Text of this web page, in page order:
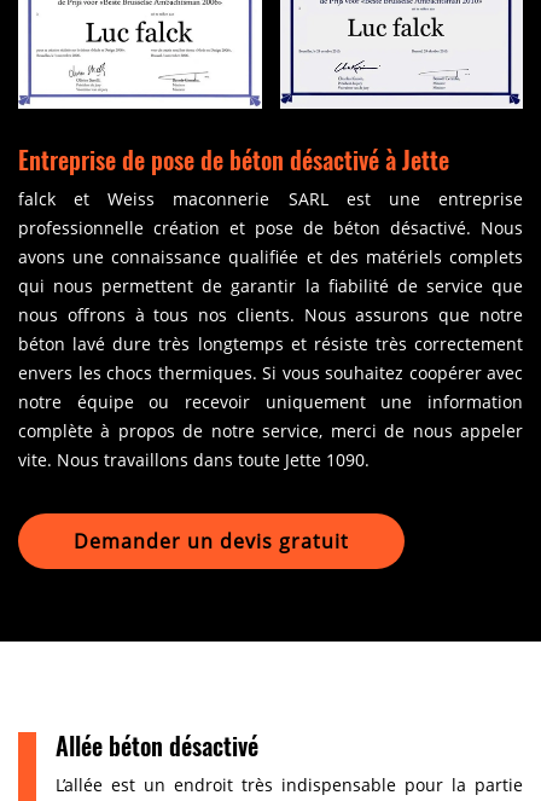
Entreprise de pose de béton désactivé à Jette
falck et Weiss maconnerie SARL est une entreprise
professionnelle création et pose de béton désactivé. Nous
avons une connaissance qualifiée et des matériels complets
qui nous permettent de garantir la fiabilité de service que
nous offrons à tous nos clients. Nous assurons que notre
béton lavé dure très longtemps et résiste très correctement
envers les chocs thermiques. Si vous souhaitez coopérer avec
notre équipe ou recevoir uniquement une information
complète à propos de notre service, merci de nous appeler
vite. Nous travaillons dans toute Jette 1090.
Demander un devis gratuit
Allée béton désactivé
L’allée est un endroit très indispensable pour la partie